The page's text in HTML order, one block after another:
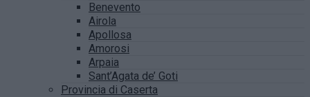
Benevento
Airola
Apollosa
Amorosi
Arpaia
Sant’Agata de’ Goti
Provincia di Caserta